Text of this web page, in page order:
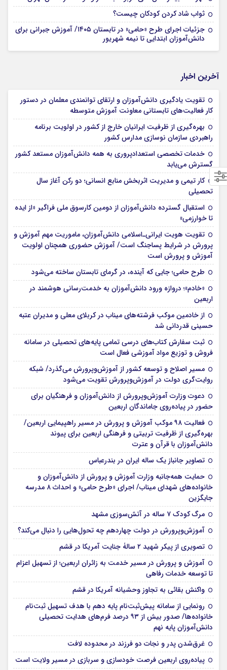
ثواب شاد کردن کودکان چیست؟
جزئیات اجرای طرح «حامی» در تابستان ۱۴۰۵/ آموزش جبرانی برای
دانش‌آموزان ابتدایی تا نیمه شهریور
آخرین اخبار
تقویت یادگیری دانش‌آموزان و ارتقای توانمندی معلمان در دستور
کار فعالیت‌های تابستانی معاونت آموزش متوسطه
بهره‌گیری از ظرفیت ایرانیان خارج از کشور در اولویت برنامه
راهبردی سازمان نوسازی مدارس کشور
خدمات تخصصی استعدادپروری به همه دانش‌آموزان مستعد کشور
گسترش می‌یابد
کار تیمی و مدیریت اثربخش منابع انسانی؛ دو رکن آغاز سال
تحصیلی
استقبال گسترده دانش‌آموزان از دومین کارسوق ملی فراگیر «از ایده
تا خوارزمی»
تقویت هویت ایرانی‌ـ‌اسلامی دانش‌آموزان، ماموریت مهم آموزش و
پرورش در شرایط پساجنگ است/ آموزش حضوری همچنان اولویت
آموزش و پرورش است
طرح حامی؛ جایی که آینده، در گرمای تابستان ساخته می‌شود
«خادم»؛ دروازه ورود دانش‌آموزان به خدمت‌رسانی هوشمند در
اربعین
از خادمین موکب فرشته‌های میناب در کربلای معلی و مدیران عتبه
حسینی قدردانی شد
ثبت سفارش کتاب‌های درسی تمامی پایه‌های تحصیلی در سامانه
فروش و توزیع مواد آموزشی فعال است
مسیر اصلاح و توسعه کشور از آموزش‌وپرورش می‌گذرد/ شبکه
روایت‌‌گری دولت در آموزش‌وپرورش تقویت می‌شود
دعوت وزارت آموزش‌وپرورش از دانش‌آموزان و فرهنگیان برای
حضور در پیاده‌روی جاماندگان اربعین
فعالیت ۹۸ موکب آموزش و پرورش در مسیر راهپیمایی اربعین/
بهره‌گیری از ظرفیت تربیتی و فرهنگی اربعین برای پیوند
دانش‌آموزان با قرآن و عترت
تصاویر جانباز یک ساله ایران در بندرعباس
حمایت همه‌جانبه وزارت آموزش و پرورش از دانش‌آموزان و
خانواده‌های شهدای میناب/ اجرای «طرح حامی» و احداث ۸ مدرسه
جایگزین
مرگ کودک ۷ ساله در آتش‌سوزی مشهد
آموزش‌وپرورش در دولت چهاردهم چه تحول‌هایی را دنبال می‌کند؟
تصویری از پیکر شهید ۲ سالۀ جنایت آمریکا در قشم
آموزش و پرورش در مسیر خدمت به زائران اربعین؛ از تسهیل اعزام
تا توسعه خدمات رفاهی
واکنش بقائی به تجاوز وحشیانه آمریکا در قشم
رونمایی از سامانه پیش‌ثبت‌نام پایه دهم با هدف تسهیل ثبت‌نام
خانواده‌ها/ صدور بیش از ۹۳ درصد فرم‌های هدایت تحصیلی
دانش‌آموزان پایه نهم
غرق‌شدن پدر و نجات دو فرزند در محدوده لافت
پیاده‌روی اربعین فرصت خودسازی و سربازی در مسیر ولایت است